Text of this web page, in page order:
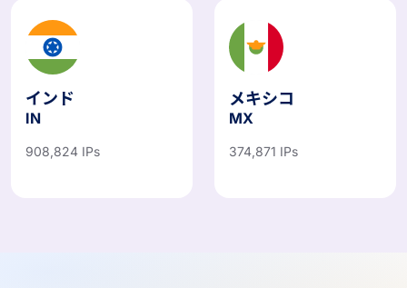
インド
IN
908,824 IPs
メキシコ
MX
374,871 IPs